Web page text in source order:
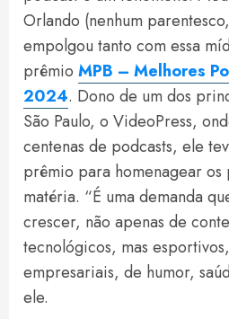
Orlando (nenhum
empolgou tanto com essa
prêmio MPB – Melhores
2024. Dono de um dos
São Paulo, o VideoPress,
centenas de podcasts, ele
prêmio para homenagear os
matéria. “É uma demanda
crescer, não apenas de
tecnológicos, mas
empresariais, de humor,
ele.